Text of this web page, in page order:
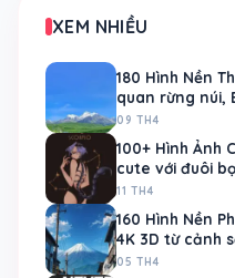
XEM NHIỀU
180 Hình Nền
quan rừng núi,
dương
09 TH4
100+ Hình Ảnh
cute với đuôi
ngào
11 TH4
160 Hình Nền
4K 3D từ cảnh
thị
05 TH4